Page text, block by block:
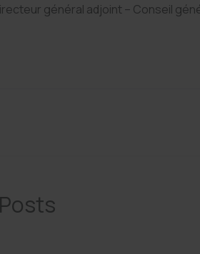
général adjoint – Conseil